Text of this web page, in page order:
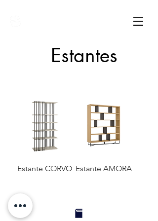
Estantes
Estante CORVO Estante AMORA